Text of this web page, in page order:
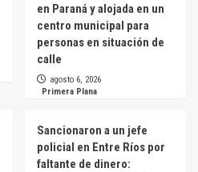
en Paraná y alojada en un
centro municipal para
personas en situación de
calle
agosto 6, 2026
Primera Plana
Sancionaron a un jefe
policial en Entre Ríos por
faltante de dinero: